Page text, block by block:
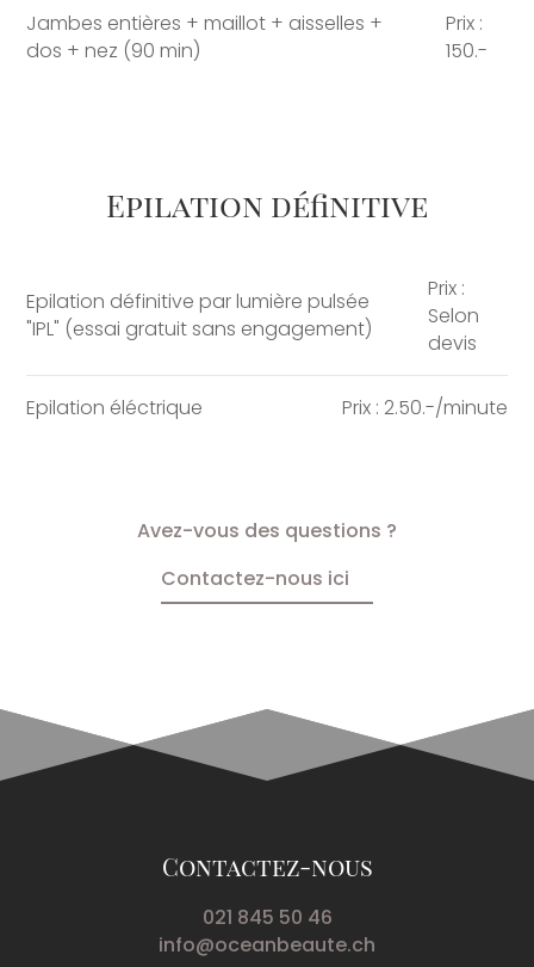
Jambes entières + maillot + aisselles +
dos + nez (90 min)
Prix :
150.-
Epilation définitive
Epilation définitive par lumière pulsée
"IPL" (essai gratuit sans engagement)
Prix :
Selon
devis
Epilation éléctrique Prix : 2.50.-/minute
Avez-vous des questions ?
Contactez-nous ici
Contactez-nous
021 845 50 46
info@oceanbeaute.ch